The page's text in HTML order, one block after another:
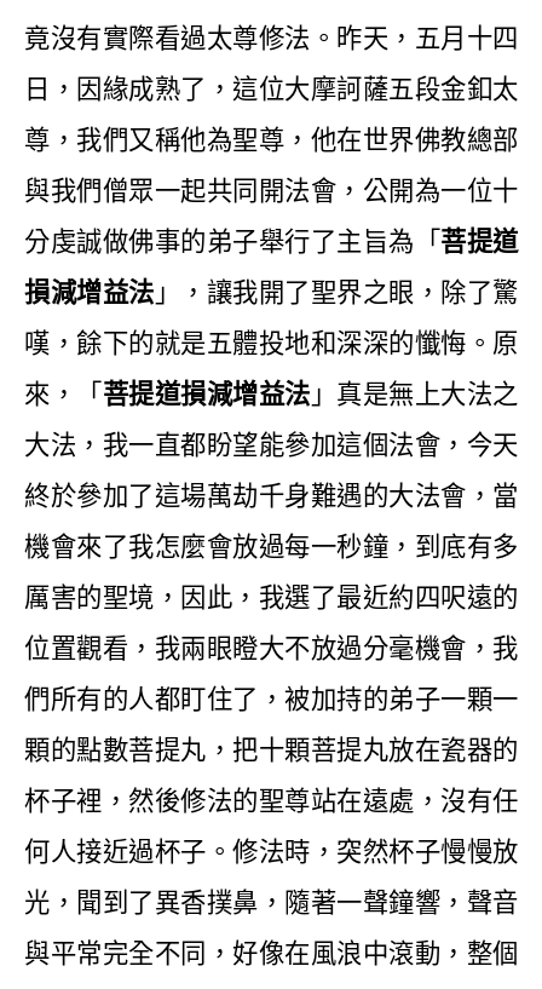
竟沒有實際看過太尊修法。昨天，五月十四
日，因緣成熟了，這位大摩訶薩五段金釦太
尊，我們又稱他為聖尊，他在世界佛教總部
與我們僧眾一起共同開法會，公開為一位十
分虔誠做佛事的弟子舉行了主旨為「 菩提道
損減增益法 」，讓我開了聖界之眼，除了驚
嘆，餘下的就是五體投地和深深的懺悔。原
來，「 菩提道損減增益法 」真是無上大法之
大法，我一直都盼望能參加這個法會，今天
終於參加了這場萬劫千身難遇的大法會，當
機會來了我怎麼會放過每一秒鐘，到底有多
厲害的聖境，因此，我選了最近約四呎遠的
位置觀看，我兩眼瞪大不放過分毫機會，我
們所有的人都盯住了，被加持的弟子一顆一
顆的點數菩提丸，把十顆菩提丸放在瓷器的
杯子裡，然後修法的聖尊站在遠處，沒有任
何人接近過杯子。修法時，突然杯子慢慢放
光，聞到了異香撲鼻，隨著一聲鐘響，聲音
與平常完全不同，好像在風浪中滾動，整個